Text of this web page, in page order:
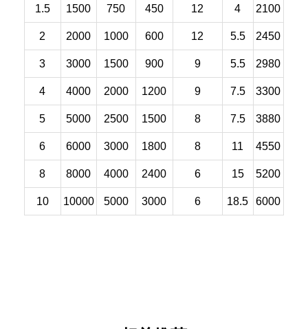
1.5 1500 750 450 12 4 2100
2 2000 1000 600 12 5.5 2450
3 3000 1500 900 9 5.5 2980
4 4000 2000 1200 9 7.5 3300
5 5000 2500 1500 8 7.5 3880
6 6000 3000 1800 8 11 4550
8 8000 4000 2400 6 15 5200
10 10000 5000 3000 6 18.5 6000